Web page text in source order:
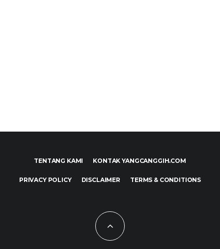
TENTANG KAMI KONTAK YANGCANGGIH.COM
PRIVACY POLICY DISCLAIMER TERMS & CONDITIONS